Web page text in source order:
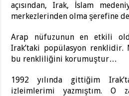
açısından, Irak, İslam
merkezlerinden olma şerefine
Arap nüfuzunun en etkili
Irak’taki popülasyon
bu renkliliğini korumuştur…
1992 yılında gittiğim
izleimlerimi yazmıştım. O